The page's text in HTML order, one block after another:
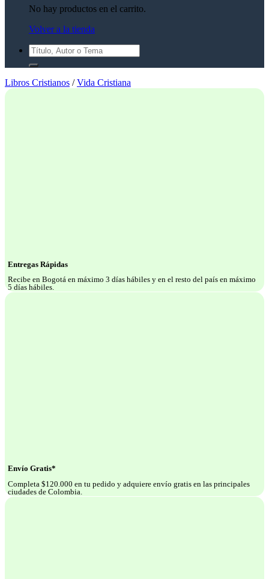
No hay productos en el carrito.
Volver a la tienda
Buscar
por:
Libros Cristianos / Vida Cristiana
Entregas Rápidas
Recibe en Bogotá en máximo 3 días hábiles y en el resto del país en máximo
5 días hábiles.
Envío Gratis*
Completa $120.000 en tu pedido y adquiere envío gratis en las principales
ciudades de Colombia.